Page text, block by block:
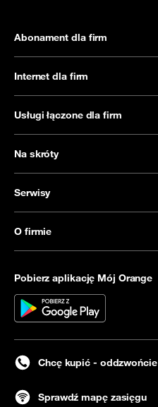
Abonament dla firm
Internet dla firm
Usługi łączone dla firm
Na skróty
Serwisy
O firmie
Pobierz aplikację Mój Orange
Chcę kupić - oddzwońcie
Sprawdź mapę zasięgu